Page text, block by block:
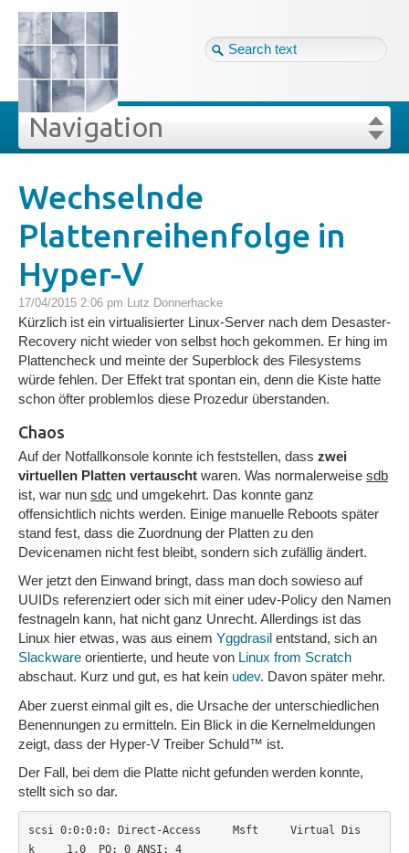
Tag cloud
Site map
Login
Navigation
Projekte
Veröffentlichungen
Blog
Impressum
GDPR
Blog » Wechselnde Plattenreihenfolge in Hyper-V
Wechselnde
Plattenreihenfolge in
Hyper-V
17/04/2015 2:06 pm Lutz Donnerhacke
Kürzlich ist ein virtualisierter Linux-Server nach dem Desaster-
Recovery nicht wieder von selbst hoch gekommen. Er hing im
Plattencheck und meinte der Superblock des Filesystems
würde fehlen. Der Effekt trat spontan ein, denn die Kiste hatte
schon öfter problemlos diese Prozedur überstanden.
Chaos
Auf der Notfallkonsole konnte ich feststellen, dass zwei
virtuellen Platten vertauscht waren. Was normalerweise sdb
ist, war nun sdc und umgekehrt. Das konnte ganz
offensichtlich nichts werden. Einige manuelle Reboots später
stand fest, dass die Zuordnung der Platten zu den
Devicenamen nicht fest bleibt, sondern sich zufällig ändert.
Wer jetzt den Einwand bringt, dass man doch sowieso auf
UUIDs referenziert oder sich mit einer udev-Policy den Namen
festnageln kann, hat nicht ganz Unrecht. Allerdings ist das
Linux hier etwas, was aus einem Yggdrasil entstand, sich an
Slackware orientierte, und heute von Linux from Scratch
abschaut. Kurz und gut, es hat kein udev. Davon später mehr.
Aber zuerst einmal gilt es, die Ursache der unterschiedlichen
Benennungen zu ermitteln. Ein Blick in die Kernelmeldungen
zeigt, dass der Hyper-V Treiber Schuld™ ist.
Der Fall, bei dem die Platte nicht gefunden werden konnte,
stellt sich so dar.
scsi 0:0:0:0: Direct-Access     Msft     Virtual Dis
k     1.0  PQ: 0 ANSI: 4